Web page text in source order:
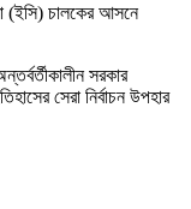
(ইসি) চালকের আসনে
সরকার
সেরা নির্বাচন উপহার